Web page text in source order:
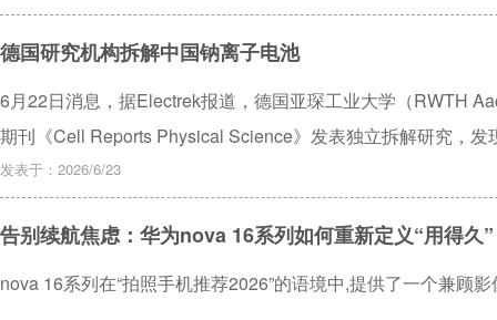
德国研究机构拆解中国钠离子电池
6月22日消息，据Electrek报道，德国亚琛工业大学（RWTH
期刊《Cell Reports Physical Science》发表独立拆解研究，
造质量和内部结构设计上已可与特斯拉锂电池相媲美。
发表于：2026/6/23
告别续航焦虑：华为nova 16系列如何重新定义“用得久”
nova 16系列在“拍照手机推荐2026”的语境中,提供了一个兼顾